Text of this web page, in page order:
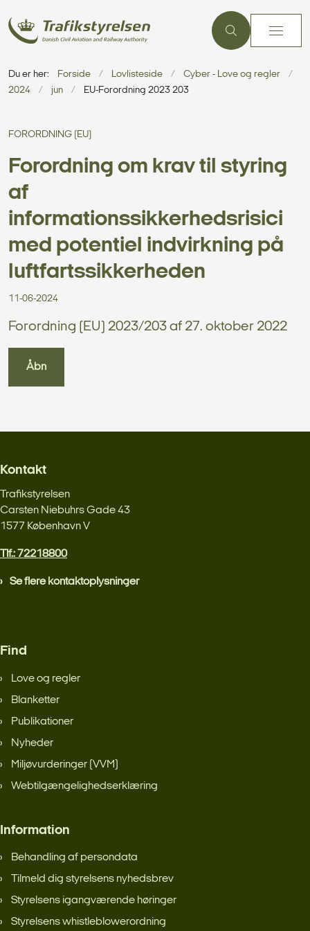
Du er her: Forside Lovlisteside
Cyber - Love og regler
2024
jun EU-Forordning 2023 203
FORORDNING (EU)
Forordning om krav til styring
af
informationssikkerhedsrisici
med potentiel indvirkning på
luftfartssikkerheden
11-06-2024
Forordning (EU) 2023/203 af 27. oktober 2022
Åbn
Kontakt
Trafikstyrelsen
Carsten Niebuhrs Gade 43
1577 København V
Tlf.: 72218800
Se flere kontaktoplysninger
Find
Love og regler
Blanketter
Publikationer
Nyheder
Miljøvurderinger (VVM)
Webtilgængelighedserklæring
Information
Behandling af persondata
Tilmeld dig styrelsens nyhedsbrev
Styrelsens igangværende høringer
Styrelsens whistleblowerordning